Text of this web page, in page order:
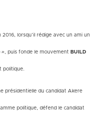
lorsqu’il rédige avec un ami un
», puis fonde le mouvement BUILD
politique.
présidentielle du candidat Akere
politique, défend le candidat